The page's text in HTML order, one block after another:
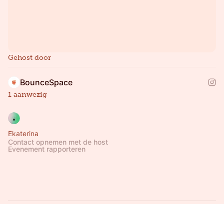
Gehost door
BounceSpace
1 aanwezig
Ekaterina
Contact opnemen met de host
Evenement rapporteren